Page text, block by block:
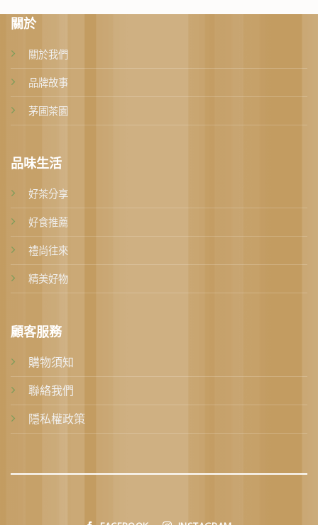
關於
關於我們
品牌故事
茅圃茶園
品味生活
好茶分享
好食推薦
禮尚往來
精美好物
顧客服務
購物須知
聯絡我們
隱私權政策